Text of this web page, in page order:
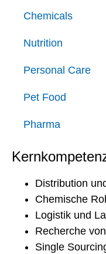
Chemicals
Nutrition
Personal Care
Pet Food
Pharma
Distribution
Chemische
Logistik und
Recherche
Single